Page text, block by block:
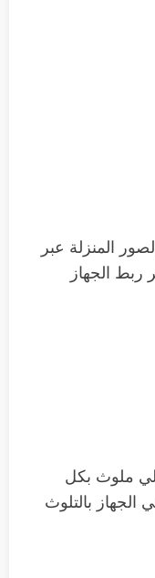
المنزلة عبر
ربط الجهاز
ملوث بكل
الجهاز بالتلوث